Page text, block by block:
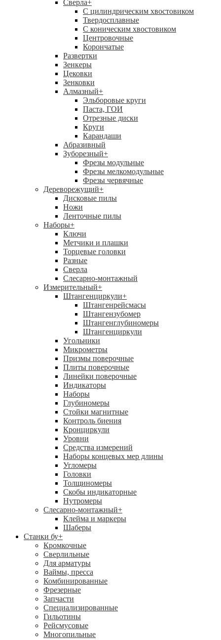
Сверла+
С цилиндрическим хвостовиком
Твердосплавные
С коническим хвостовиком
Центровочные
Корончатые
Развертки
Зенкеры
Цековки
Зенковки
Алмазный+
Эльборовые круги
Паста, ГОИ
Отрезные диски
Круги
Карандаши
Абразивный
Зуборезный+
Фрезы модульные
Фрезы мелкомодульные
Фрезы червячные
Дереворежущий+
Дисковые пилы
Ножи
Ленточные пилы
Наборы+
Ключи
Метчики и плашки
Торцевые головки
Разные
Сверла
Слесарно-монтажный
Измерительный+
Штангенциркули+
Штангенрейсмасы
Штангензубомер
Штангенглубиномеры
Штангенциркули
Угольники
Микрометры
Призмы поверочные
Плиты поверочные
Линейки поверочные
Индикаторы
Наборы
Глубиномеры
Стойки магнитные
Контроль биения
Кронциркули
Уровни
Средства измерений
Наборы концевых мер длины
Угломеры
Головки
Толщиномеры
Скобы индикаторные
Нутромеры
Слесарно-монтажный+
Клейма и маркеры
Шаберы
Станки бу+
Кромкочные
Сверлильные
Для арматуры
Ваймы, пресса
Комбинированные
Фрезерные
Запчасти
Специализированные
Гильотины
Рейсмусовые
Многопильные